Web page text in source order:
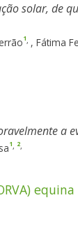
solar, de
1, , Fátima
a
1, 2,
equina